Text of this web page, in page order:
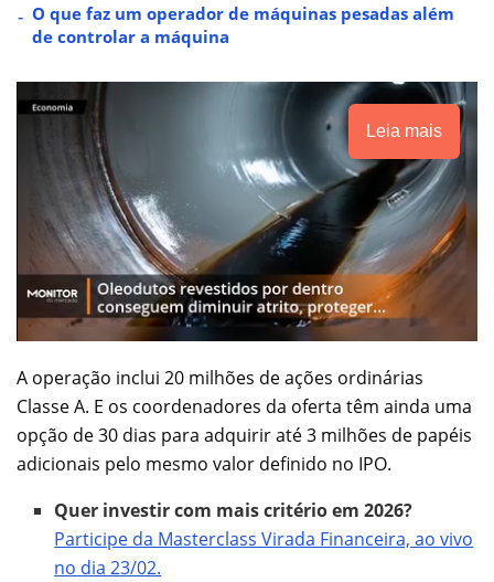
O que faz um operador de máquinas pesadas além
de controlar a máquina
Leia mais
A operação inclui 20 milhões de ações ordinárias
Classe A. E os coordenadores da oferta têm ainda uma
opção de 30 dias para adquirir até 3 milhões de papéis
adicionais pelo mesmo valor definido no IPO.
Quer investir com mais critério em 2026?
Participe da Masterclass Virada Financeira, ao vivo
no dia 23/02.